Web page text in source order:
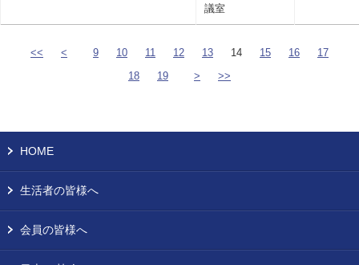
議室
<< < 9 10 11 12 13 14 15 16
17
18
19 > >>
HOME
生活者の皆様へ
会員の皆様へ